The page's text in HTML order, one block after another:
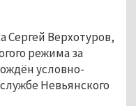
Сергей Верхотуров,
режима за
условно-
Невьянского